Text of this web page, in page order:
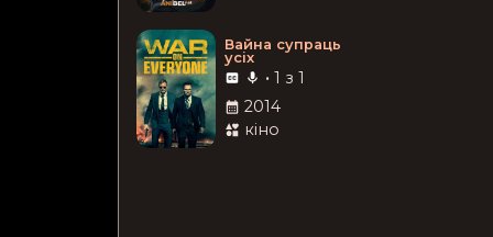
Вайна супраць
усіх
• 1 з 1
2014
кіно